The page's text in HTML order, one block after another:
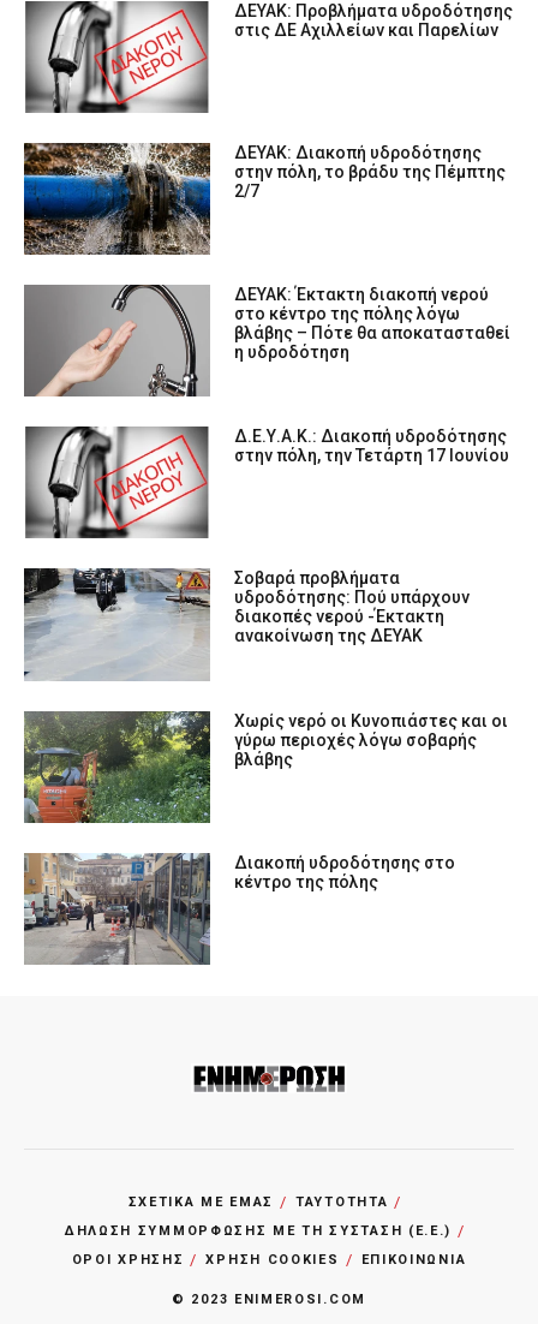
ΔΕΥΑΚ: Προβλήματα υδροδότησης
στις ΔΕ Αχιλλείων και Παρελίων
ΔΕΥΑΚ: Διακοπή υδροδότησης
στην πόλη, το βράδυ της Πέμπτης
2/7
ΔΕΥΑΚ: Έκτακτη διακοπή νερού
στο κέντρο της πόλης λόγω
βλάβης – Πότε θα αποκατασταθεί
η υδροδότηση
Δ.Ε.Υ.Α.Κ.: Διακοπή υδροδότησης
στην πόλη, την Τετάρτη 17 Ιουνίου
Σοβαρά προβλήματα
υδροδότησης: Πού υπάρχουν
διακοπές νερού -Έκτακτη
ανακοίνωση της ΔΕΥΑΚ
Χωρίς νερό οι Κυνοπιάστες και οι
γύρω περιοχές λόγω σοβαρής
βλάβης
Διακοπή υδροδότησης στο
κέντρο της πόλης
ΣΧΕΤΙΚΑ ΜΕ ΕΜΑΣ
ΤΑΥΤΟΤΗΤΑ
ΔΗΛΩΣΗ ΣΥΜΜΟΡΦΩΣΗΣ ΜΕ ΤΗ ΣΥΣΤΑΣΗ (Ε.Ε.)
ΌΡΟΙ ΧΡΗΣΗΣ
ΧΡΗΣΗ COOKIES ΕΠΙΚΟΙΝΩΝΙΑ
© 2023 ENIMEROSI.COM